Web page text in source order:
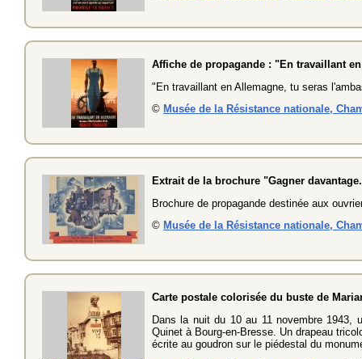
Affiche de propagande : "En travaillant
"En travaillant en Allemagne, tu seras
© Musée de la Résistance nationale,
Extrait de la brochure "Gagner
Brochure de propagande destinée aux
© Musée de la Résistance nationale,
Carte postale colorisée du buste de
Dans la nuit du 10 au 11 novembre 1943,
Quinet à Bourg-en-Bresse. Un drapeau
écrite au goudron sur le piédestal du